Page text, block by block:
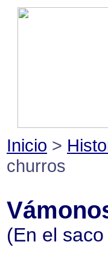
Inicio >
churros
(En el saco